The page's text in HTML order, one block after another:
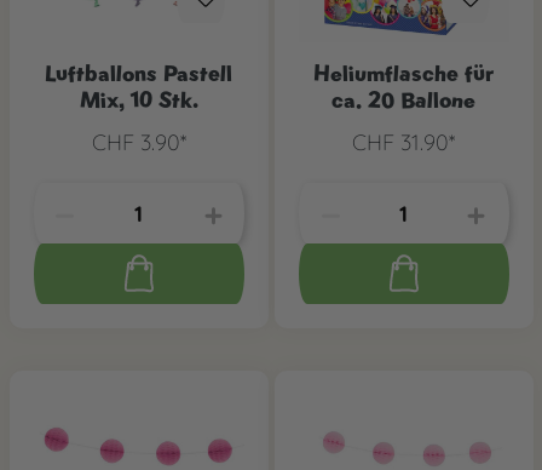
Luftballons Pastell
Mix, 10 Stk.
CHF 3.90*
Heliumflasche für
ca. 20 Ballone
CHF 31.90*